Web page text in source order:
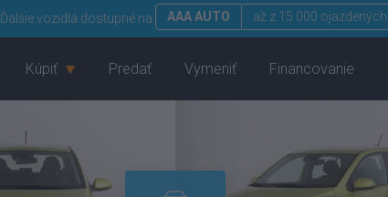
Ďalšie vozidlá dostupné na: AAA AUTO až z 15 000
Kúpiť Predať Vymeniť Financovanie